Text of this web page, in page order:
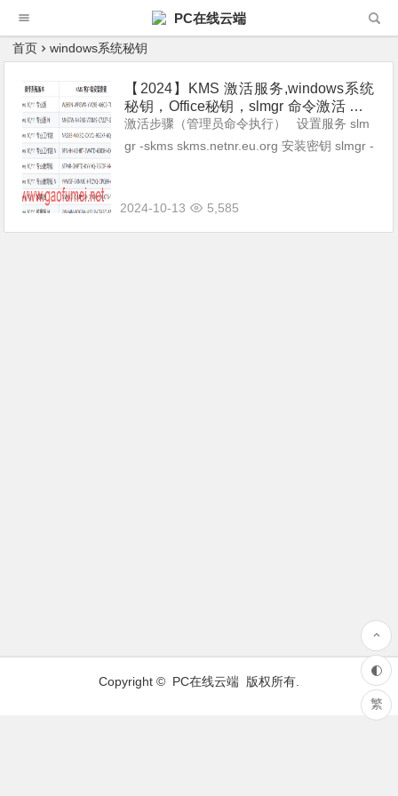
PC在线云端
首页 windows系统秘钥
【2024】KMS 激活服务,windows系统
秘钥，Office秘钥，slmgr 命令激活 Win
dows 系统、Office 等教程
激活步骤（管理员命令执行） 设置服务 slm
gr -skms skms.netnr.eu.org 安装密钥 slmgr -
2024-10-13 5,585
Copyright © PC在线云端 版权所有.
繁